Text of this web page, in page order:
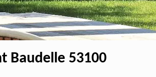
Baudelle 53100